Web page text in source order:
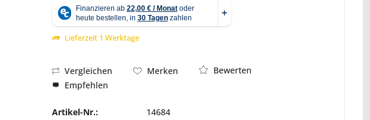
Abbildung ähnlich
Lieferzeit 1 Werktage
Vergleichen Merken
Bewerten
Empfehlen
Artikel-Nr.:
14684